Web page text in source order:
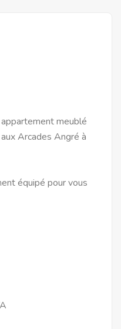
meublé
Arcades Angré à
équipé pour vous